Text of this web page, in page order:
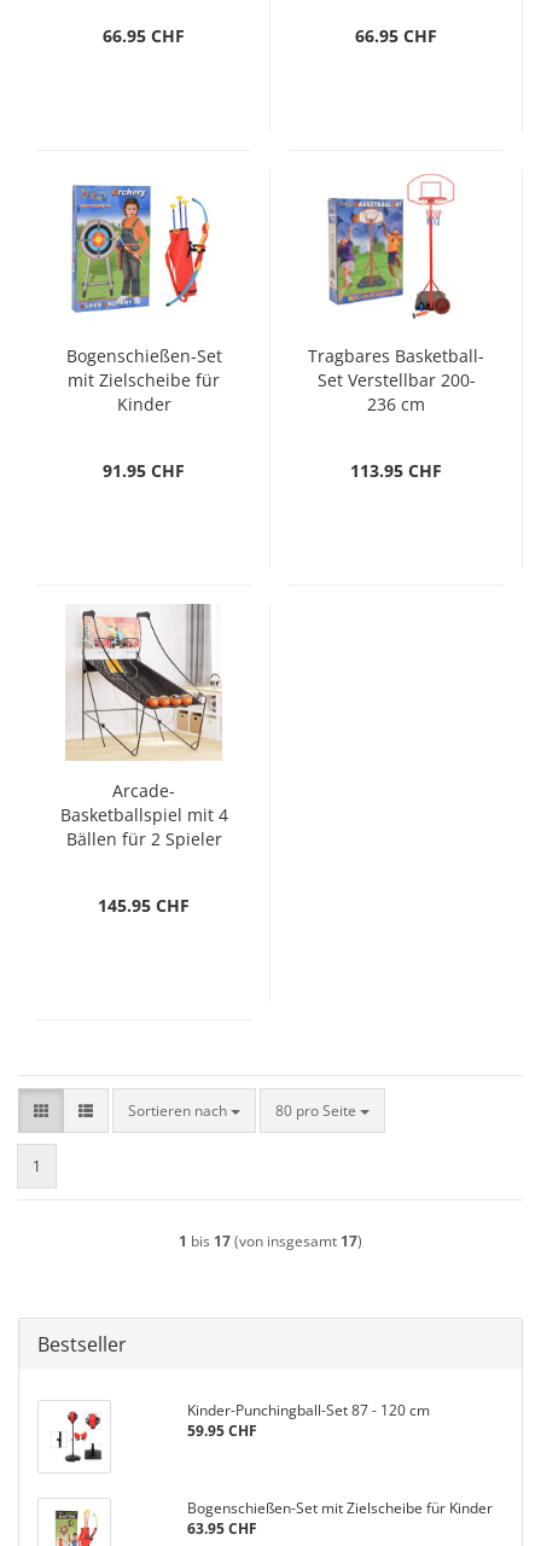
66.95 CHF
66.95 CHF
Bogenschießen-Set
mit Zielscheibe für
Kinder
91.95 CHF
Tragbares Basketball-
Set Verstellbar 200-
236 cm
113.95 CHF
Arcade-
Basketballspiel mit 4
Bällen für 2 Spieler
145.95 CHF
Sortieren nach
Sortieren nach 80 pro Seite
pro Seite
1
1 bis 17(von insgesamt 17)
Bestseller
Kinder-Punchingball-Set 87 - 120 cm
59.95 CHF
Bogenschießen-Set mit Zielscheibe für Kinder
63.95 CHF